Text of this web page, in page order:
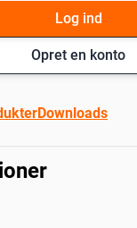
Opret en konto
Log ind
Downloads